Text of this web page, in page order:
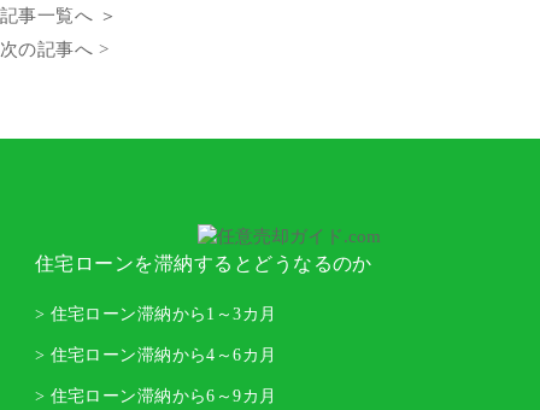
記事一覧へ ＞
次の記事へ >
住宅ローンを滞納するとどうなるのか
> 住宅ローン滞納から1～3カ月
> 住宅ローン滞納から4～6カ月
> 住宅ローン滞納から6～9カ月